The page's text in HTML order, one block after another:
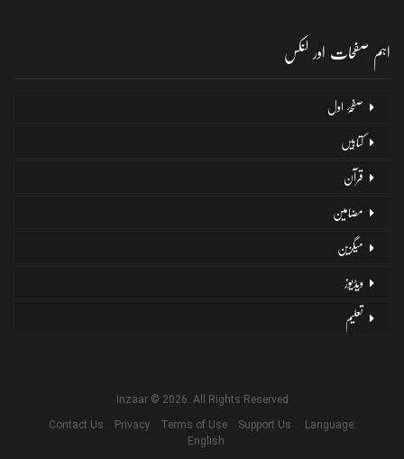
اہم صفحات اور لنکس
صفحۂ اول
کتابیں
قرآن
مضامین
میگزین
ویڈیوز
تعلیم
Inzaar © 2026. All Rights Reserved
Contact Us
Privacy Terms of Use Support Us
Language:
English